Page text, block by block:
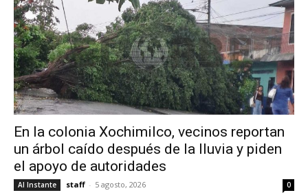
En la colonia Xochimilco, vecinos reportan
un árbol caído después de la lluvia y piden
el apoyo de autoridades
Al Instante staff - 5 agosto, 2026 0